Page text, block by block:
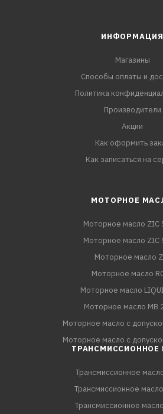
ИНФОРМАЦИЯ
Магазины
Способы оплаты и
Политика
Производители
Акции
Как оформить
Как записаться на
МОТОРНОЕ
Моторное масло ZIC
Моторное масло ZIC
Моторное масло
Моторное масло
Моторное масло LIQUI
Моторное масло MB
Моторное масло с
Моторное масло с
ТРАНСМИССИОННОЕ
Трансмиссионное
Трансмиссионное
Трансмиссионное